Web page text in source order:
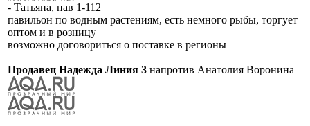
- Татьяна, пав 1-112
павильон по водным растениям, есть немного рыбы, торгует
оптом и в розницу
возможно договориться о поставке в регионы
Продавец Надежда Линия 3 напротив Анатолия Воронина